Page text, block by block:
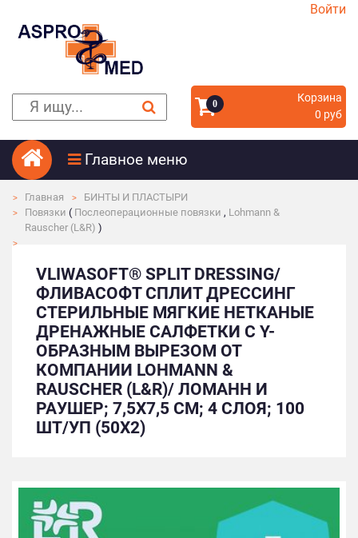
Войти
0
Корзина
0 руб
Главное меню
Главная
БИНТЫ И ПЛАСТЫРИ
Повязки ( Послеоперационные повязки , Lohmann &
Rauscher (L&R) )
VLIWASOFT® SPLIT DRESSING/
ФЛИВАСОФТ СПЛИТ ДРЕССИНГ
СТЕРИЛЬНЫЕ МЯГКИЕ НЕТКАНЫЕ
ДРЕНАЖНЫЕ САЛФЕТКИ C Y-
ОБРАЗНЫМ ВЫРЕЗОМ ОТ
КОМПАНИИ LOHMANN &
RAUSCHER (L&R)/ ЛОМАНН И
РАУШЕР; 7,5Х7,5 СМ; 4 СЛОЯ; 100
ШТ/УП (50Х2)